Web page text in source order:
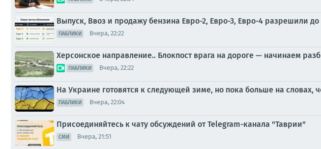
Выпуск, Ввоз и продажу бензина Евро-2, Евро-3, Евро-4 разрешили до
ПАБЛИКИ Вчера, 22:22
Херсонское направление.. Блокпост врага на дороге — начинаем
ПАБЛИКИ Вчера, 22:22
На Украине готовятся к следующей зиме, но пока больше на словах,
ПАБЛИКИ Вчера, 22:04
Присоединяйтесь к чату обсуждений от Telegram-канала "Таврии"
СМИ Вчера, 21:51